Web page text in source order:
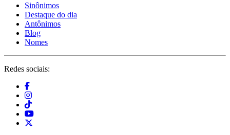
Sinônimos
Destaque do dia
Antônimos
Blog
Nomes
Redes sociais: